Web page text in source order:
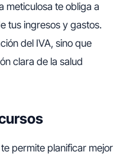
meticulosa te obliga a
tus ingresos y gastos.
del IVA, sino que
clara de la salud
permite planificar mejor